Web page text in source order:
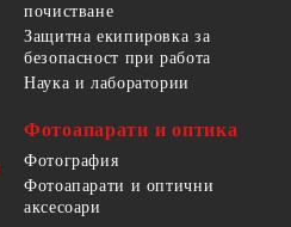
почистване
Защитна екипировка за
безопасност при работа
Наука и лаборатории
Фотоапарати и оптика
Фотография
Фотоапарати и оптични
аксесоари